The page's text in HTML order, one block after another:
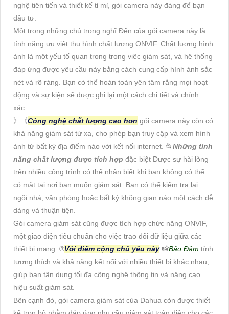
nghệ tiên tiến và thiết kế tỉ mỉ, gói camera này đáng để bạn
đầu tư.
Một trong những chú trọng nghĩ Đến của gói camera này là
tính năng ưu việt thu hình chất lượng ONVIF. Chất lượng hình
ảnh là một yếu tố quan trọng trong việc giám sát, và hệ thống
đáp ứng được yêu cầu này bằng cách cung cấp hình ảnh sắc
nét và rõ ràng. Bạn có thể hoàn toàn yên tâm rằng mọi hoạt
động và sự kiện sẽ được ghi lại một cách chi tiết và chính
xác.
》《Công nghệ chất lượng cao hơn gói camera này còn có
khả năng giám sát từ xa, cho phép bạn truy cập và xem hình
ảnh từ bất kỳ địa điểm nào với kết nối internet. 📂Những tính
năng chất lượng được tích hợp đặc biệt Được sự hài lòng
trên nhiều công trình có thể nhận biết khi bạn không có thể
có mặt tại nơi bạn muốn giám sát. Bạn có thể kiểm tra lại
ngôi nhà, văn phòng hoặc bất kỳ không gian nào một cách dễ
dàng và thuận tiện.
Gói camera giám sát cũng được tích hợp chức năng ONVIF,
một giao diện tiêu chuẩn cho việc trao đổi dữ liệu giữa các
thiết bị mạng. ®️Với điểm cộng chủ yếu này📸Bảo Đảm tính
tương thích và khả năng kết nối với nhiều thiết bị khác nhau,
giúp bạn tận dụng tối đa công nghệ thông tin và nâng cao
hiệu suất giám sát.
Bên cạnh đó, gói camera giám sát của Dahua còn được thiết